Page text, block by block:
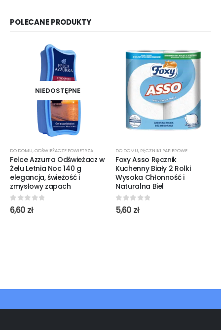
POLECANE PRODUKTY
NIEDOSTĘPNE
DO DOMU,ODŚWIEŻACZE POWIETRZA
Felce Azzurra Odświeżacz w
Żelu Letnia Noc 140 g
elegancja, świeżość i
zmysłowy zapach
0out of 5
6,60 zł
DO DOMU, RĘCZNIKI PAPIEROWE
Foxy Asso Ręcznik
Kuchenny Biały 2 Rolki
Wysoka Chłonność i
Naturalna Biel
0out of 5
5,60 zł